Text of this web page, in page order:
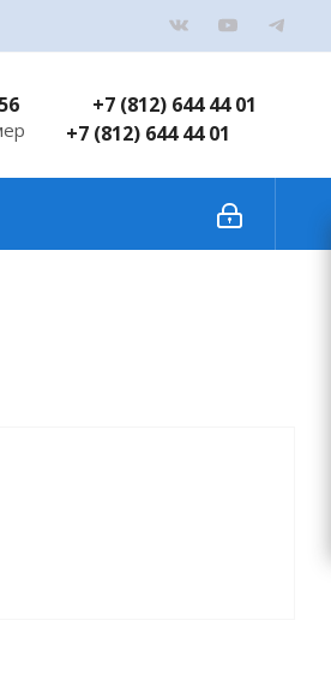
+7 (812) 644 44 01
+7 (812) 644 44 01